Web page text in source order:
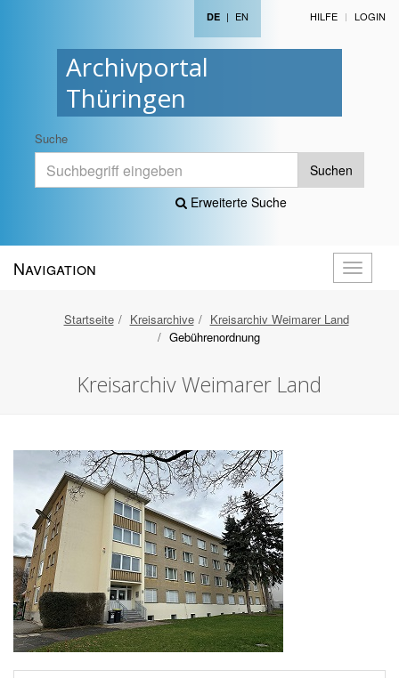
Archivportal
Thüringen
DE | EN HILFE LOGIN
Suche
Suchen
Erweiterte Suche
öffnen
Navigation
Startseite Kreisarchive
Kreisarchiv Weimarer Land
Gebührenordnung
Kreisarchiv Weimarer Land